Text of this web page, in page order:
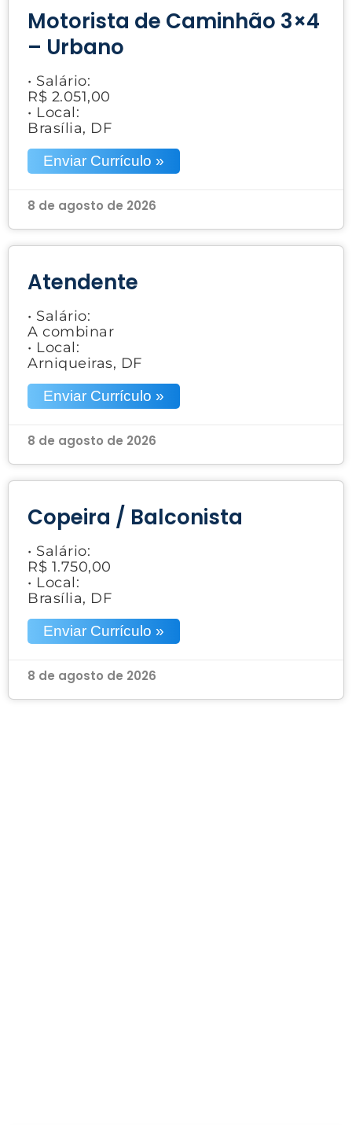
Motorista de Caminhão 3×4
– Urbano
• Salário:
R$ 2.051,00
• Local:
Brasília, DF
Enviar Currículo »
8 de agosto de 2026
Atendente
• Salário:
A combinar
• Local:
Arniqueiras, DF
Enviar Currículo »
8 de agosto de 2026
Copeira / Balconista
• Salário:
R$ 1.750,00
• Local:
Brasília, DF
Enviar Currículo »
8 de agosto de 2026